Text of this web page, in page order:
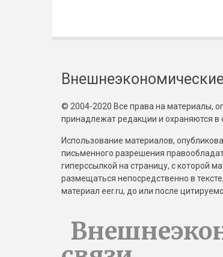
© 2004-2020 Все права на материалы,
принадлежат редакции и охраняются в
Использование материалов,
письменного разрешения
гиперссылкой на страницу, с которой
размещаться непосредственно в
материал eer.ru, до или после